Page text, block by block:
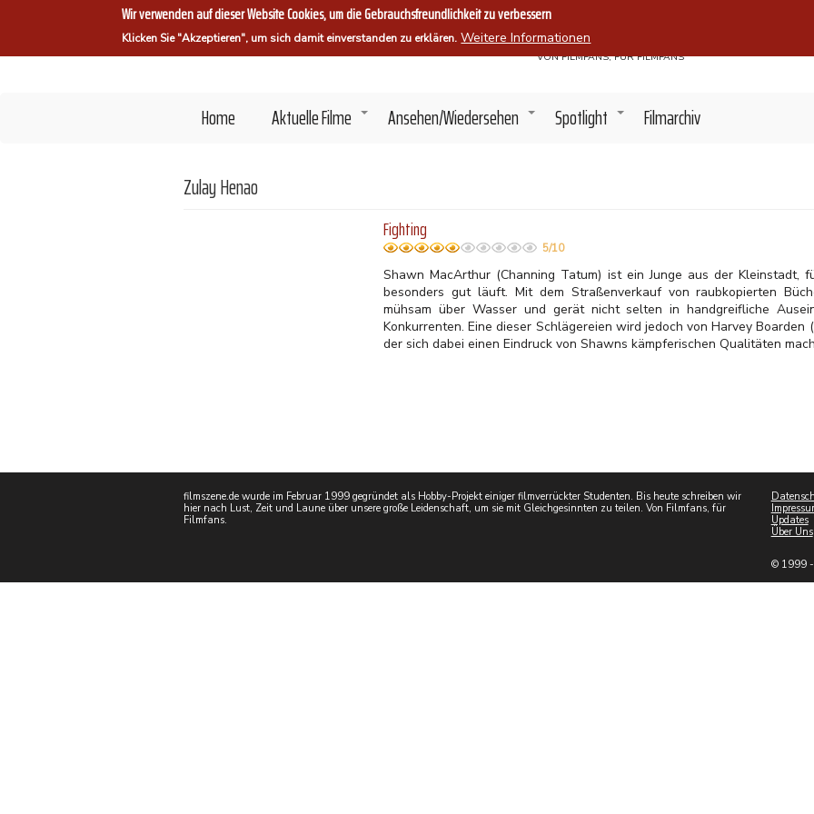
Wir verwenden auf dieser Website Cookies, um die Gebrauchsfreundlichkeit zu verbessern
Klicken Sie "Akzeptieren", um sich damit einverstanden zu erklären. Weitere Informationen
Filmszene.
VON FILMFANS, FÜR FILMFANS
Home +
Aktuelle Filme +
Ansehen/Wiedersehen +
Spotlight Filmarchiv
Zulay Henao
Fighting
5/10
Shawn MacArthur (Channing Tatum) ist ein Junge aus der Kleinstadt,
besonders gut läuft. Mit dem Straßenverkauf von raubkopierten
mühsam über Wasser und gerät nicht selten in handgreifliche
Konkurrenten. Eine dieser Schlägereien wird jedoch von Harvey
der sich dabei einen Eindruck von Shawns kämpferischen Qualitäten
filmszene.de wurde im Februar 1999 gegründet als Hobby-Projekt einiger filmverrückter Studenten. Bis heute schreiben wir
hier nach Lust, Zeit und Laune über unsere große Leidenschaft, um sie mit Gleichgesinnten zu teilen. Von Filmfans, für
Filmfans.
Updates
Über Uns
© 1999 -